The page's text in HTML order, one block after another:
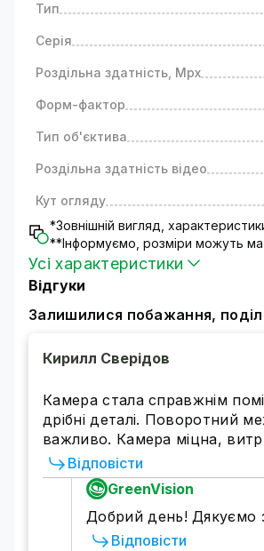
Тип
Серія
Роздільна здатність, Mpx
Форм-фактор
Тип об'єктива
Роздільна здатність відео
Кут огляду
*Зовнішній вигляд,
**Інформуємо, розміри можуть
Усі характеристики
Відгуки
Залишилися побажання,
Кирилл Сверідов
Камера стала справжнім
дрібні деталі. Поворотний
важливо. Камера міцна,
Відповісти
GreenVision
Добрий день! Дякуємо
Відповісти